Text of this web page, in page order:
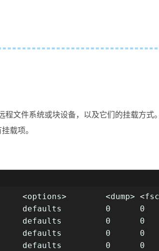
文件系统或块设备，以及它们的挂载方式
载项。
<options>        <dump>
defaults         0      0
defaults         0      0
defaults         0      0
defaults         0      0